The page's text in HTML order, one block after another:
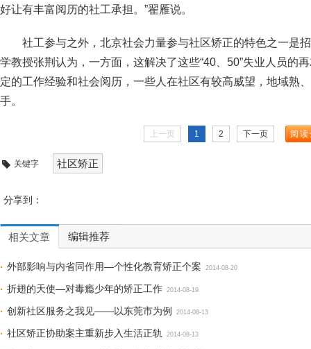
好让有丰富阅历的社工承担。”翟雁说。
社工参与之外，北京社会力量参与社区矫正的特色之一是
学教授张荆认为，一方面，这解决了这些“40、50”失业人员的
定的工作经验和社会阅历，一些人在社区有较高威望，地域熟
手。
上一页 1 2 下一页 阅读
关键字 社区矫正
分享到：
相关文章 编辑推荐
外部影响与内省同作用—个性化教育矫正个案 2014-08-20
折翅的天使—对毒瘾少年的矫正工作 2014-08-19
创新社区服务之我见——以东莞市为例 2014-08-13
社区矫正协助案主重新步入生活正轨 2014-08-13